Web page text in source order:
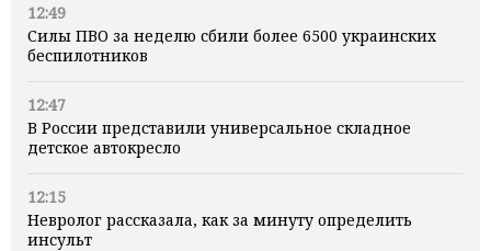
12:49
Силы ПВО за неделю сбили более 6500 украинских
беспилотников
12:47
В России представили универсальное складное
детское автокресло
12:15
Невролог рассказала, как за минуту определить
инсульт